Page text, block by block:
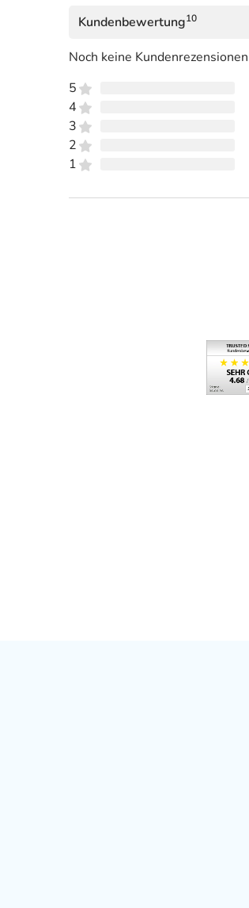
Kundenbewertung10
Noch keine
5
4
3
2
1